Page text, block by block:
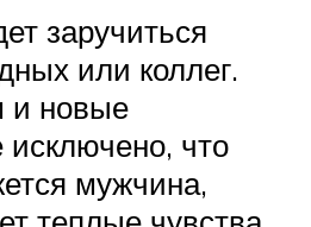
заручиться
или коллег.
и новые
исключено, что
мужчина,